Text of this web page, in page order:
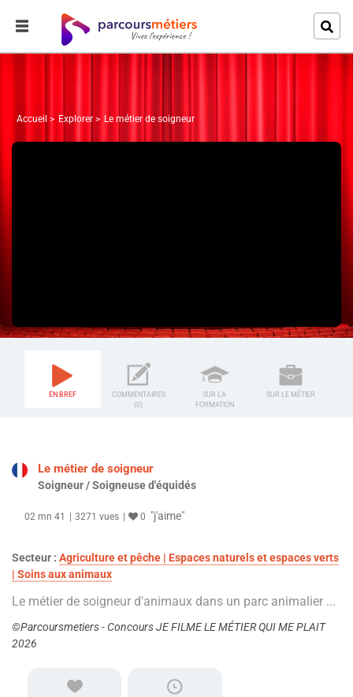
Accueil Explorer Le métier de soigneur
EN BREF
COMMENTAIRES
(0)
SUR LA
FORMATION
SUR LE MÉTIER
Le métier de soigneur
Soigneur / Soigneuse d'équidés
02 mn 41 3271 vues 0 "j'aime"
Secteur : Agriculture et pêche | Espaces naturels et espaces verts
| Soins aux animaux
Le métier de soigneur d'animaux dans un parc animalier ...
©Parcoursmetiers - Concours JE FILME LE MÉTIER QUI ME PLAIT
2026